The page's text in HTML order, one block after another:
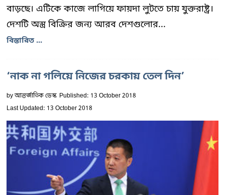
বাড়ছে। এটিকে কাজে লাগিয়ে ফায়দা লুটতে চায় যুক্তরাষ্ট্র।
দেশটি অস্ত্র বিক্রির জন্য আরব দেশগুলোর...
বিস্তারিত ...
‘নাক না গলিয়ে নিজের চরকায় তেল দিন’
byআন্তর্জাতিক ডেস্ক Published: 13 October 2018
Last Updated: 13 October 2018